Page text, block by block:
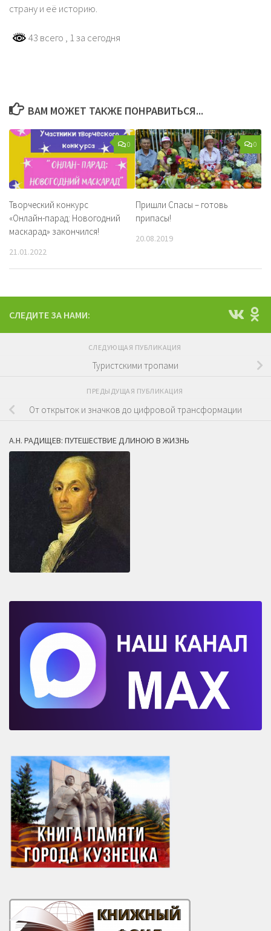
страну и её историю.
43 всего , 1 за сегодня
ВАМ МОЖЕТ ТАКЖЕ ПОНРАВИТЬСЯ...
0
Творческий конкурс
«Онлайн-парад: Новогодний
маскарад» закончился!
21.01.2022
0
Пришли Спасы – готовь
припасы!
20.08.2019
СЛЕДИТЕ ЗА НАМИ:
СЛЕДУЮЩАЯ ПУБЛИКАЦИЯ
Туристскими тропами
ПРЕДЫДУЩАЯ ПУБЛИКАЦИЯ
От открыток и значков до цифровой трансформации
А.Н. РАДИЩЕВ: ПУТЕШЕСТВИЕ ДЛИНОЮ В ЖИЗНЬ